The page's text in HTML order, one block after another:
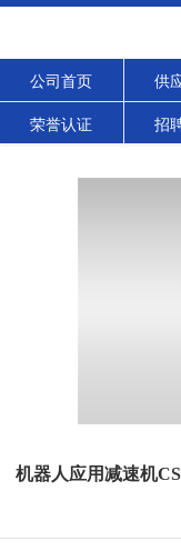
公司首页 供
荣誉认证 招
机器人应用减速机